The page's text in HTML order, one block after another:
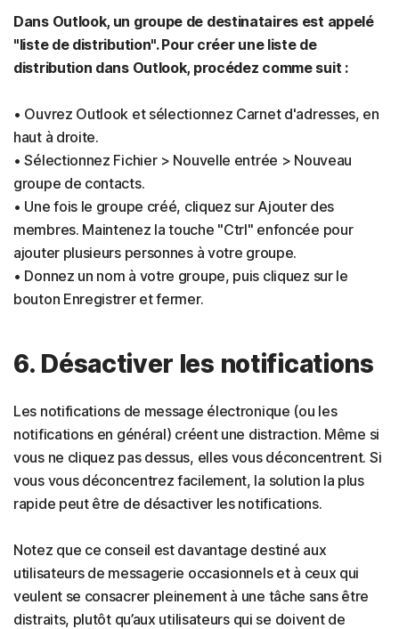
Dans Outlook, un groupe de destinataires est appelé
"liste de distribution". Pour créer une liste de
distribution dans Outlook, procédez comme suit :
• Ouvrez Outlook et sélectionnez Carnet d'adresses, en
haut à droite.
• Sélectionnez Fichier > Nouvelle entrée > Nouveau
groupe de contacts.
• Une fois le groupe créé, cliquez sur Ajouter des
membres. Maintenez la touche "Ctrl" enfoncée pour
ajouter plusieurs personnes à votre groupe.
• Donnez un nom à votre groupe, puis cliquez sur le
bouton Enregistrer et fermer.
6. Désactiver les notifications
Les notifications de message électronique (ou les
notifications en général) créent une distraction. Même si
vous ne cliquez pas dessus, elles vous déconcentrent. Si
vous vous déconcentrez facilement, la solution la plus
rapide peut être de désactiver les notifications.
Notez que ce conseil est davantage destiné aux
utilisateurs de messagerie occasionnels et à ceux qui
veulent se consacrer pleinement à une tâche sans être
distraits, plutôt qu’aux utilisateurs qui se doivent de